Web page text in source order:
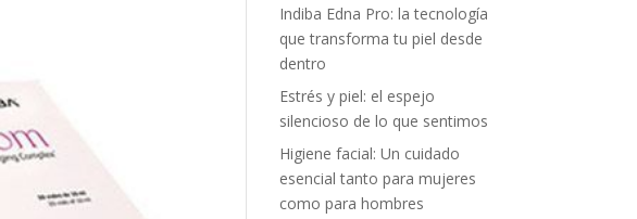
Indiba Edna Pro: la tecnología
que transforma tu piel desde
dentro
Estrés y piel: el espejo
silencioso de lo que sentimos
Higiene facial: Un cuidado
esencial tanto para mujeres
como para hombres